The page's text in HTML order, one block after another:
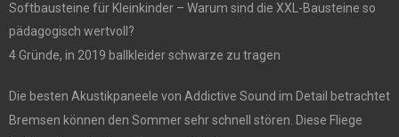
Softbausteine für Kleinkinder – Warum sind die XXL-Bausteine so
pädagogisch wertvoll?
4 Gründe, in 2019 ballkleider schwarze zu tragen
Die besten Akustikpaneele von Addictive Sound im Detail betrachtet
Bremsen können den Sommer sehr schnell stören. Diese Fliege